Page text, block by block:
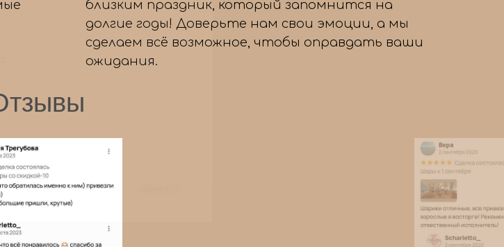
близким праздник, который запомнится на
долгие годы! Доверьте нам свои эмоции, а мы
сделаем всё возможное, чтобы оправдать ваши
ожидания.